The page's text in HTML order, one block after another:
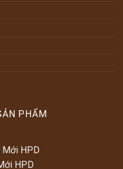
PHẨM
Mới HPD
HPD